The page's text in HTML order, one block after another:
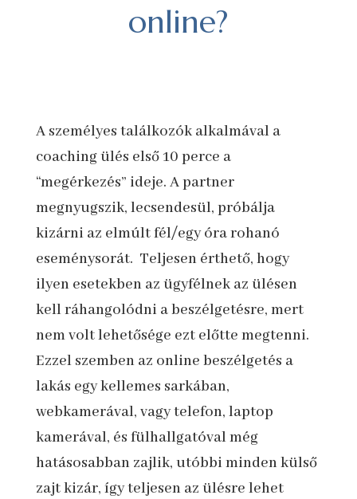
online?
A személyes találkozók alkalmával a
coaching ülés első 10 perce a
“megérkezés” ideje. A partner
megnyugszik, lecsendesül, próbálja
kizárni az elmúlt fél/egy óra rohanó
eseménysorát. Teljesen érthető, hogy
ilyen esetekben az ügyfélnek az ülésen
kell ráhangolódni a beszélgetésre, mert
nem volt lehetősége ezt előtte megtenni.
Ezzel szemben az online beszélgetés a
lakás egy kellemes sarkában,
webkamerával, vagy telefon, laptop
kamerával, és fülhallgatóval még
hatásosabban zajlik, utóbbi minden külső
zajt kizár, így teljesen az ülésre lehet